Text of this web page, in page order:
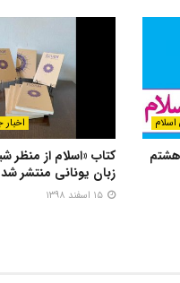
کتاب «اسلام از منظر
زبان یونانی منتشر شد
۱۵ اسفند ۱۳۹۸